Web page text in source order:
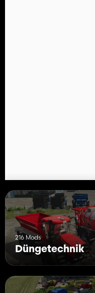
216 Mods
Düngetechnik